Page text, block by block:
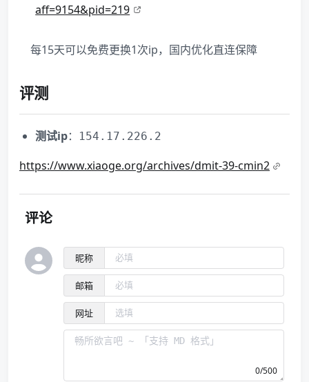
aff=9154&pid=219
每15天可以免费更换1次ip，国内优化直连保障
评测
测试ip： 154.17.226.2
https://www.xiaoge.org/archives/dmit-39-cmin2
评论
昵称
邮箱
网址
0/500